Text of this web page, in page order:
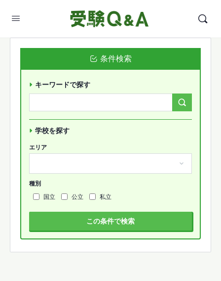
条件検索
キーワードで探す
学校を探す
エリア
種別
国立
公立 私立
この条件で検索